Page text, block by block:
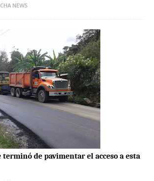
NEWS
terminó de pavimentar el acceso a esta